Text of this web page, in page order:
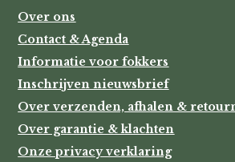
Over ons
Contact & Agenda
Informatie voor fokkers
Inschrijven nieuwsbrief
Over verzenden, afhalen &
Over garantie & klachten
Onze privacy verklaring